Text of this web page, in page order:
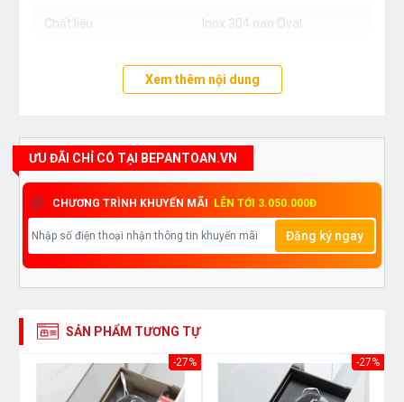
Chất liệu Inox 304 nan Oval
Xem thêm nội dung
ƯU ĐÃI CHỈ CÓ TẠI BEPANTOAN.VN
CHƯƠNG TRÌNH KHUYẾN MÃI LÊN TỚI 3.050.000Đ
Đăng ký ngay
SẢN PHẨM TƯƠNG TỰ
-27% -27%